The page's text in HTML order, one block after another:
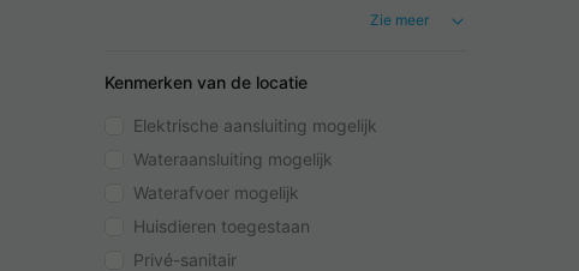
Zie meer
Kenmerken van de locatie
Elektrische aansluiting mogelijk
Wateraansluiting mogelijk
Waterafvoer mogelijk
Huisdieren toegestaan
Privé-sanitair